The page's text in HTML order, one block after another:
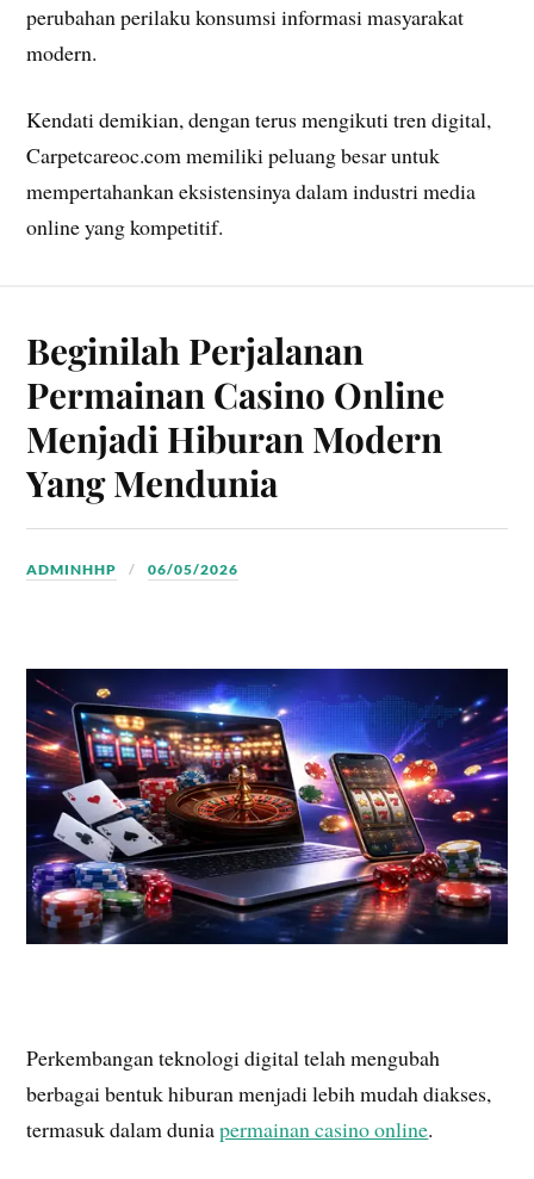
perubahan perilaku konsumsi informasi masyarakat
modern.
Kendati demikian, dengan terus mengikuti tren digital,
Carpetcareoc.com memiliki peluang besar untuk
mempertahankan eksistensinya dalam industri media
online yang kompetitif.
Beginilah Perjalanan
Permainan Casino Online
Menjadi Hiburan Modern
Yang Mendunia
ADMINHHP 06/05/2026
Perkembangan teknologi digital telah mengubah
berbagai bentuk hiburan menjadi lebih mudah diakses,
termasuk dalam duniapermainan casino online.